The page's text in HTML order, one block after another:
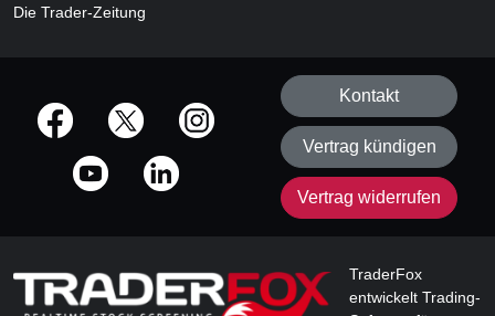
Die Trader-Zeitung
offizielle Social Media-Accounts
Kontakt
Vertrag kündigen
Vertrag widerrufen
TraderFox
entwickelt Trading-